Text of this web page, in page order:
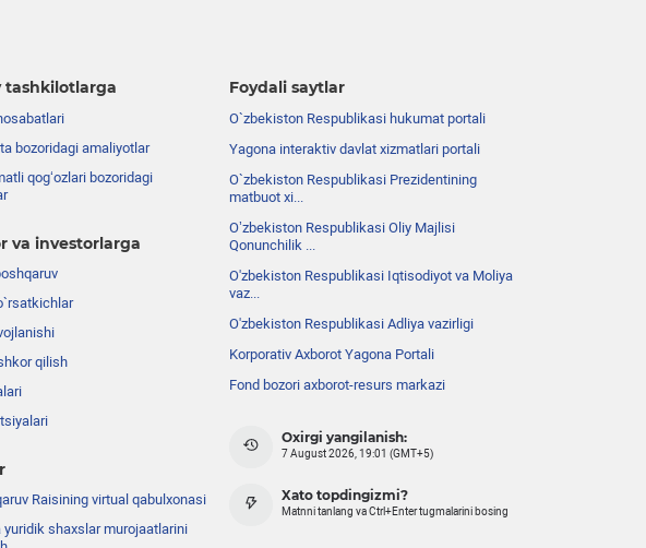
tashkilotlarga
bozoridagi amaliyotlar
qog‘ozlari bozoridagi
va investorlarga
qilish
Raisining virtual qabulxonasi
yuridik shaxslar murojaatlarini
Foydali saytlar
O`zbekiston Respublikasi hukumat portali
Yagona interaktiv davlat xizmatlari portali
O`zbekiston Respublikasi Prezidentining
matbuot xi...
Oʼzbekiston Respublikasi Oliy Majlisi
Qonunchilik ...
O'zbekiston Respublikasi Iqtisodiyot va Moliya
vaz...
O'zbekiston Respublikasi Adliya vazirligi
Korporativ Axborot Yagona Portali
Fond bozori axborot-resurs markazi
Oxirgi yangilanish:
7 August 2026, 19:01 (GMT+5)
Xato topdingizmi?
Matnni tanlang va Ctrl+Enter tugmalarini bosing